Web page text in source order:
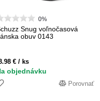
0%
Snug voľnočasová
obuv 0143
€ / ks
objednávku
Porovnať